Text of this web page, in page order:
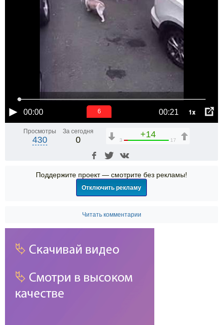
00:00 00:21 1x
6
Просмотры
430
За сегодня
0
+14
3 17
Поддержите проект — смотрите без рекламы!
Отключить рекламу
Читать комментарии